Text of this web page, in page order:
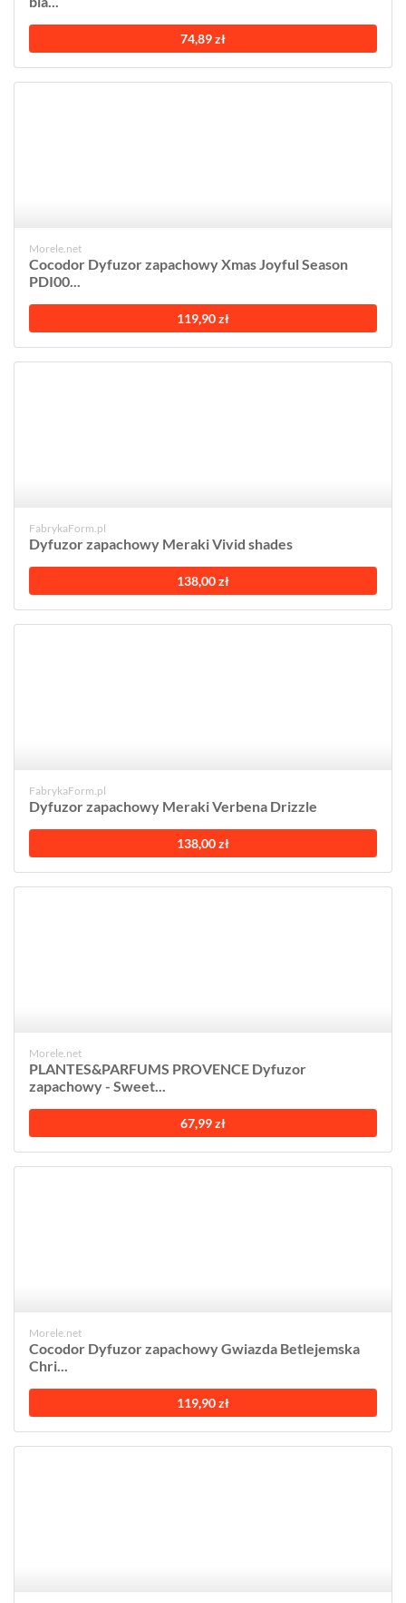
74,89 zł
Morele.net
Cocodor Dyfuzor zapachowy Xmas Joyful Season
PDI00...
119,90 zł
FabrykaForm.pl
Dyfuzor zapachowy Meraki Vivid shades
138,00 zł
FabrykaForm.pl
Dyfuzor zapachowy Meraki Verbena Drizzle
138,00 zł
Morele.net
PLANTES&PARFUMS PROVENCE Dyfuzor
zapachowy - Sweet...
67,99 zł
Morele.net
Cocodor Dyfuzor zapachowy Gwiazda Betlejemska
Chri...
119,90 zł